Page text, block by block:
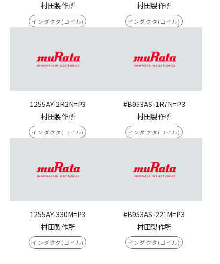
村田製作所
インダクタ(コイル)
村田製作所
インダクタ(コイル)
1255AY-2R2N=P3
村田製作所
インダクタ(コイル)
#B953AS-1R7N=P3
村田製作所
インダクタ(コイル)
1255AY-330M=P3
村田製作所
インダクタ(コイル)
#B953AS-221M=P3
村田製作所
インダクタ(コイル)